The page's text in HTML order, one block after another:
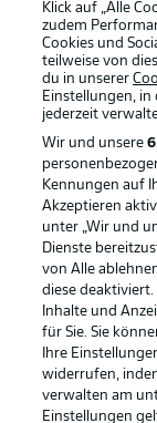
Rechtliche
Datenschutz
Broadcaster
Jobs
Partner
Klick auf „Alle
zudem
Cookies und
teilweise von
du in unserer
Einstellungen, in
jederzeit
Wir und unsere
Kennungen auf
Akzeptieren
unter „Wir und
Dienste
von Alle
diese
Inhalte und
für Sie. Sie
Ihre
widerrufen,
verwalten am
Einstellungen